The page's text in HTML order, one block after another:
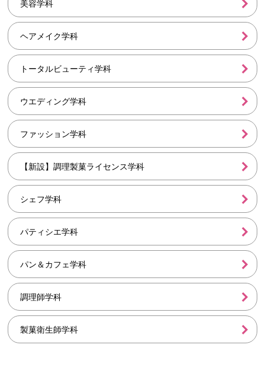
美容学科
ヘアメイク学科
トータルビューティ学科
ウエディング学科
ファッション学科
【新設】調理製菓ライセンス学科
シェフ学科
パティシエ学科
パン＆カフェ学科
調理師学科
製菓衛生師学科